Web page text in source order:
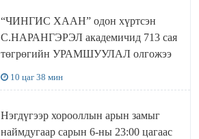
“ЧИНГИС ХААН” одон хүртсэн
С.НАРАНГЭРЭЛ академичид 713 сая
төгрөгийн УРАМШУУЛАЛ олгожээ
10 цаг 38 мин
Нэгдүгээр хорооллын арын замыг
наймдугаар сарын 6-ны 23:00 цагаас